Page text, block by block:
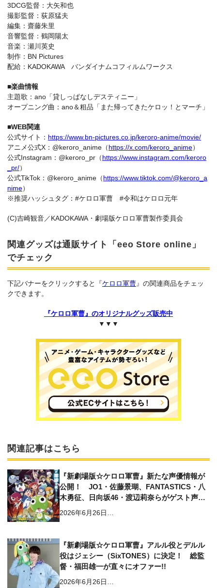
3DCG監督：大矢和也
撮影監督：荻原猛夫
編集：齋藤朱里
音響監督：鶴岡陽太
音楽：瀬川英史
制作：BN Pictures
配給：KADOKAWA バンダイナムコフィルムワークス
■楽曲情報
主題歌：ano「貸しっぱなしデスティニー」
オープニング曲：ano＆粗品「また帰ってきたケロッ！とマーチ」
■WEB関連
公式サイト： https://www.bn-pictures.co.jp/keroro-anime/movie/
アニメ公式X：@keroro_anime（https://x.com/keroro_anime）
公式Instagram：@keroro_pr（https://www.instagram.com/keroro
_pr/）
公式TikTok：@keroro_anime（https://www.tiktok.com/@keroro_a
nime）
※推奨ハッシュタグ：#ケロロ軍曹 #令和はケロロ元年
(C)吉崎観音／KADOKAWA・劇場版ケロロ軍曹製作委員会
関連グッズは通販サイト「eeo Store online」
でチェック
下記バナーをクリックすると『ケロロ軍曹』の関連商品をチェッ
クできます。
『ケロロ軍曹』のオリジナルグッズ販売中
▼▼▼
関連記事はこちら
『新劇場版☆ケロロ軍曹』新たな声優情報が
公開！ JO1・佐藤景瑚、FANTASTICS・八
木勇征、日向坂46・渡辺莉奈らがゲスト声優
として出演決定
2026年6月26日…
『新劇場版☆ケロロ軍曹』アルル役とデルル
役はジェシー（SixTONES）に決定！ 総監
督・福田雄一が直々にオファー!!
2026年6月26日…